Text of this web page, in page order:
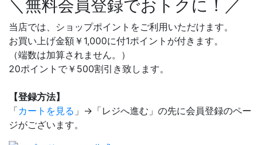
＼無料会員登録でおトクに！／
当店では、ショップポイントをご利用いただけます。
お買い上げ金額￥1,000に付1ポイントが付きます。
（端数は加算されません。）
20ポイントで￥500割引き致します。
【登録方法】
「カートを見る 」→「レジへ進む」の先に会員登録のペー
ジがございます。